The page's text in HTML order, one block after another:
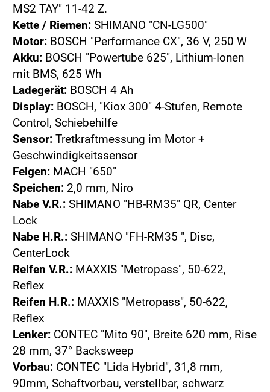
MS2 TAY" 11-42 Z.
Kette / Riemen: SHIMANO "CN-LG500"
Motor: BOSCH "Performance CX", 36 V, 250 W
Akku: BOSCH "Powertube 625", Lithium-Ionen
mit BMS, 625 Wh
Ladegerät: BOSCH 4 Ah
Display: BOSCH, "Kiox 300" 4-Stufen, Remote
Control, Schiebehilfe
Sensor: Tretkraftmessung im Motor +
Geschwindigkeitssensor
Felgen: MACH "650"
Speichen: 2,0 mm, Niro
Nabe V.R.: SHIMANO "HB-RM35" QR, Center
Lock
Nabe H.R.: SHIMANO "FH-RM35 ", Disc,
CenterLock
Reifen V.R.: MAXXIS "Metropass", 50-622,
Reflex
Reifen H.R.: MAXXIS "Metropass", 50-622,
Reflex
Lenker: CONTEC "Mito 90", Breite 620 mm, Rise
28 mm, 37° Backsweep
Vorbau: CONTEC "Lida Hybrid", 31,8 mm,
90mm, Schaftvorbau, verstellbar, schwarz